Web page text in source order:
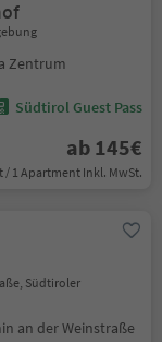
Zentrum
Südtirol Guest Pass
ab 145€
/ 1 Apartment Inkl. MwSt.
Südtiroler
an der Weinstraße